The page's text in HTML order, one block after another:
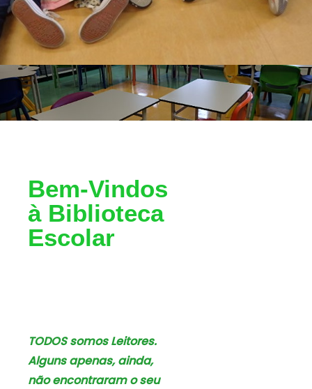
Bem-Vindos
à Biblioteca
Escolar
TODOS somos Leitores.
Alguns apenas, ainda,
não encontraram o seu